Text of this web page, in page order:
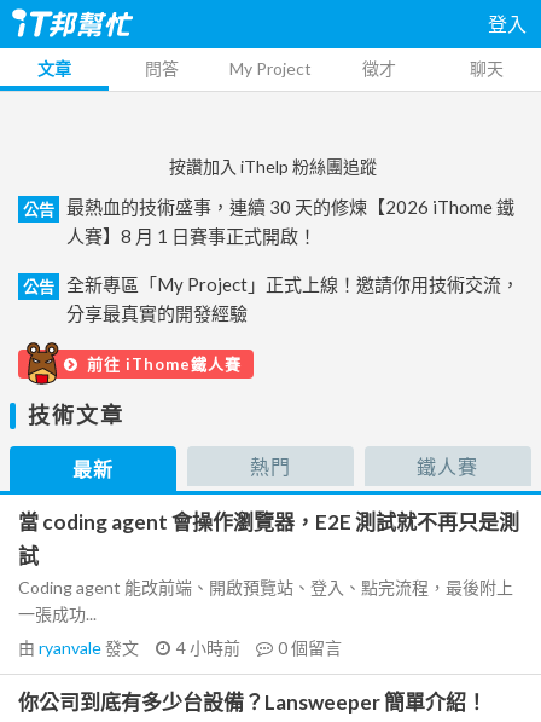
登入
文章 問答 My Project 徵才 聊天
按讚加入 iThelp 粉絲團追蹤
公告
最熱血的技術盛事，連續 30 天的修煉【2026 iThome 鐵
人賽】8 月 1 日賽事正式開啟！
公告
全新專區「My Project」正式上線！邀請你用技術交流，
分享最真實的開發經驗
前往 iThome鐵人賽
技術文章
最新 熱門 鐵人賽
當 coding agent 會操作瀏覽器，E2E 測試就不再只是測
試
Coding agent 能改前端、開啟預覽站、登入、點完流程，最後附上
一張成功...
由 ryanvale發文 4 小時前 0個留言
你公司到底有多少台設備？Lansweeper 簡單介紹！